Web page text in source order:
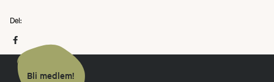
Del:
Bli medlem!